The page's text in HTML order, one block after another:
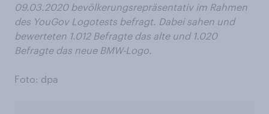
09.03.2020 bevölkerungsrepräsentativ im Rahmen
des YouGov Logotests befragt. Dabei sahen und
bewerteten 1.012 Befragte das alte und 1.020
Befragte das neue BMW-Logo.
Foto: dpa